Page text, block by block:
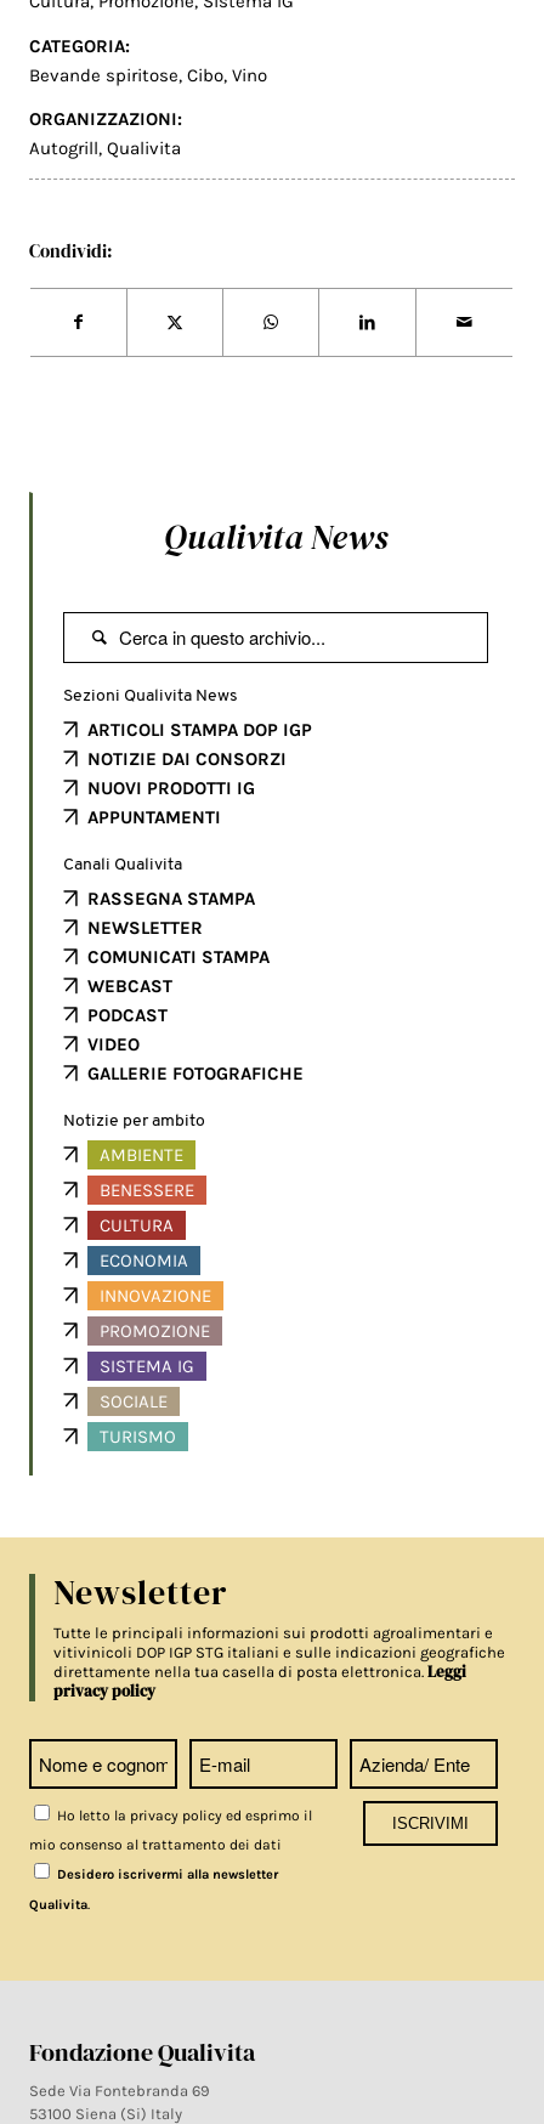
CATEGORIA:
Bevande spiritose,Cibo,Vino
ORGANIZZAZIONI:
Autogrill,Qualivita
Condividi:
Qualivita News

Sezioni Qualivita News
ARTICOLI STAMPA DOP IGP
NOTIZIE DAI CONSORZI
NUOVI PRODOTTI IG
APPUNTAMENTI
Canali Qualivita
RASSEGNA STAMPA
NEWSLETTER
COMUNICATI STAMPA
WEBCAST
PODCAST
VIDEO
GALLERIE FOTOGRAFICHE
Notizie per ambito
AMBIENTE
BENESSERE
CULTURA
ECONOMIA
INNOVAZIONE
PROMOZIONE
SISTEMA IG
SOCIALE
TURISMO
Newsletter
Tutte le principali informazioni sui prodotti agroalimentari e
vitivinicoli DOP IGP STG italiani e sulle indicazioni geografiche
direttamente nella tua casella di posta elettronica.Leggi
privacy policy
Ho letto la privacy policy ed esprimo il
mio consenso al trattamento dei dati
Desidero iscrivermi alla newsletter
Qualivita.
Fondazione Qualivita
Sede Via Fontebranda 69
53100 Siena (Si) Italy